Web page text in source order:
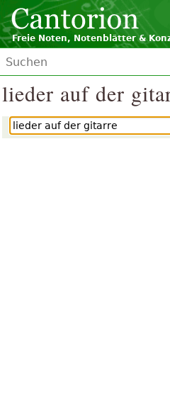
Freie Noten, Notenblätter &
lieder auf der